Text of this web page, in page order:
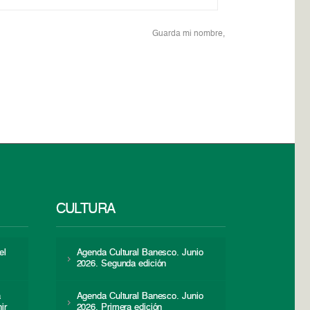
Guarda mi nombre,
CULTURA
Agenda Cultural Banesco. Junio
2026. Segunda edición
Agenda Cultural Banesco. Junio
2026. Primera edición